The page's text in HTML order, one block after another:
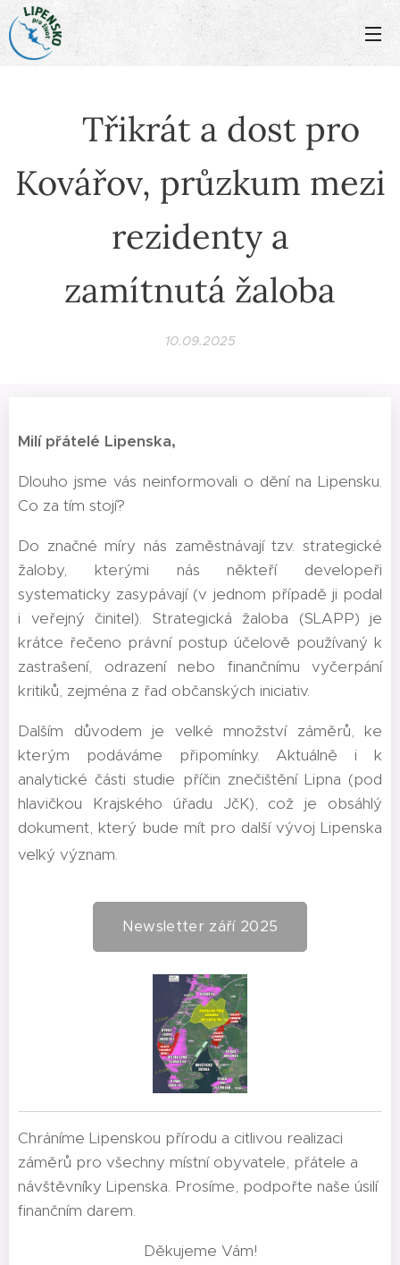
🥂Třikrát a dost pro
Kovářov, průzkum mezi
rezidenty a
zamítnutá žaloba
10.09.2025
Milí přátelé Lipenska,
Dlouho jsme vás neinformovali o dění na Lipensku.
Co za tím stojí?
Do značné míry nás zaměstnávají tzv. strategické
žaloby, kterými nás někteří developeři
systematicky zasypávají (v jednom případě ji podal
i veřejný činitel). Strategická žaloba (SLAPP) je
krátce řečeno právní postup účelově používaný k
zastrašení, odrazení nebo finančnímu vyčerpání
kritiků, zejména z řad občanských iniciativ.
Dalším důvodem je velké množství záměrů, ke
kterým podáváme připomínky. Aktuálně i k
analytické části studie příčin znečištění Lipna (pod
hlavičkou Krajského úřadu JčK), což je obsáhlý
dokument, který bude mít pro další vývoj Lipenska
velký význam.
Newsletter září 2025
Chráníme Lipenskou přírodu a citlivou realizaci
záměrů pro všechny místní obyvatele, přátele a
návštěvníky Lipenska. Prosíme, podpořte naše úsilí
finančním darem.
🌻Děkujeme Vám!🌻